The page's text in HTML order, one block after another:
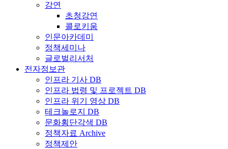
강연
초청강연
콜로키움
인문아카데미
정책세미나
글로벌리서처
전자정보관
인프라 기사 DB
인프라 법령 및 프로젝트 DB
인프라 위기 영상 DB
테크놀로지 DB
문화횡단각색 DB
정책자료 Archive
정책제안